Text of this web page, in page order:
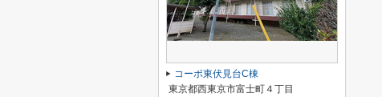
コーポ東伏見台C棟
東京都西東京市富士町４丁目